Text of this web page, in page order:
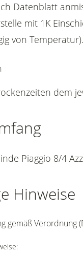
Datenblatt
mit 1K
von Temperatur).
dem
Piaggio 8/4
Hinweise
gemäß Verordnung